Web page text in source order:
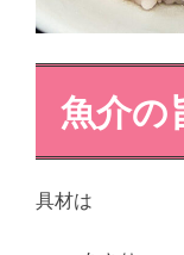
魚介の
具材は